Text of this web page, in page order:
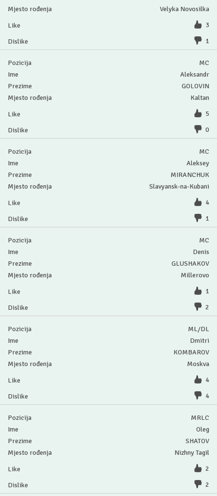
Velyka Novosilka
3
1
MC
Aleksandr
GOLOVIN
Kaltan
5
0
MC
Aleksey
MIRANCHUK
Slavyansk-na-Kubani
4
1
MC
Denis
GLUSHAKOV
Millerovo
1
2
ML/DL
Dmitri
KOMBAROV
Moskva
4
4
MRLC
Oleg
SHATOV
Nizhny Tagil
2
2